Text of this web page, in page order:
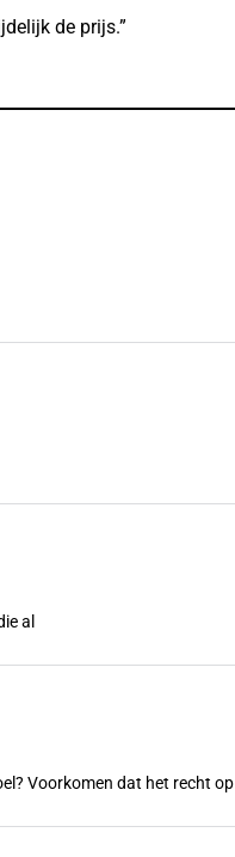
de prijs.”
al
Voorkomen dat het recht op